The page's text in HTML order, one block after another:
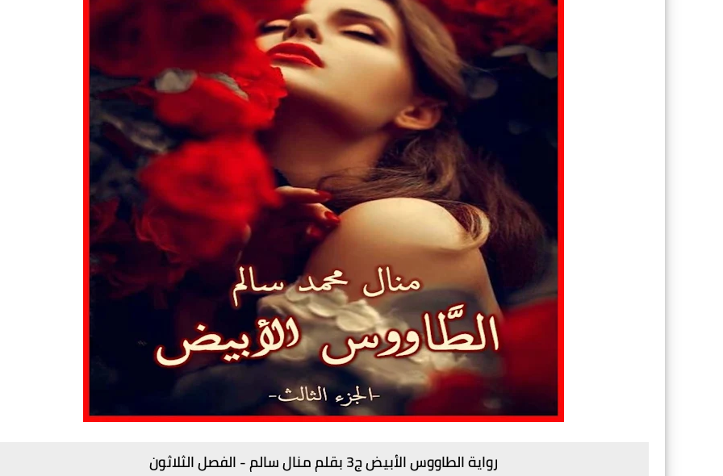
رواية الطاووس الأبيض ج3 بقلم منال سالم - الفصل الثلاثون